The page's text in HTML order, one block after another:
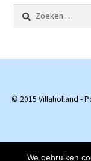
Zoeken
naar:
© 2015 Villaholland -
We gebruiken